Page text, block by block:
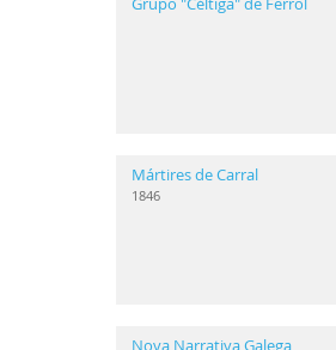
Mártires de Carral
1846
Nova Narrativa Galega